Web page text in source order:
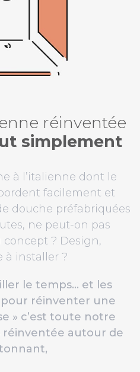
réinventée
simplement
à l’italienne dont le
facilement et
douche préfabriquées
ne peut-on pas
? Design,
à installer ?
le temps… et les
réinventer une
» c’est toute notre
réinventée autour de